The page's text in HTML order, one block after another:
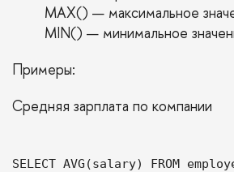
MAX() — максимальное
MIN() — минимальное
Примеры:
Средняя зарплата по компании
SELECT AVG(salary) FROM